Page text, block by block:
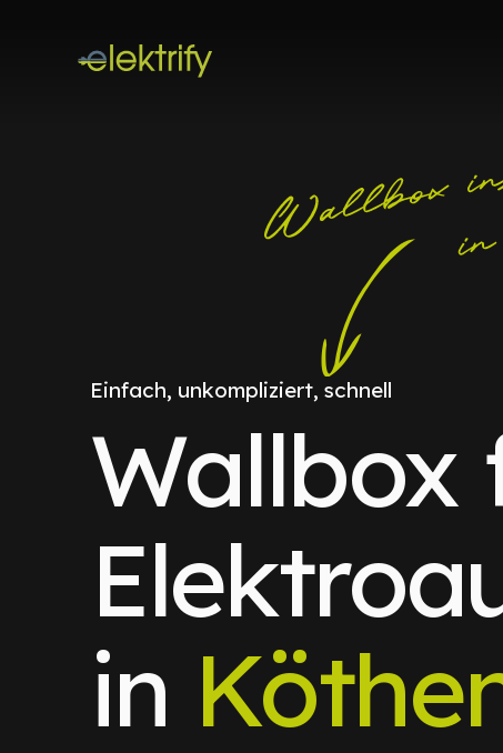
Einfach, unkompliziert, schnell
Wallbox
in